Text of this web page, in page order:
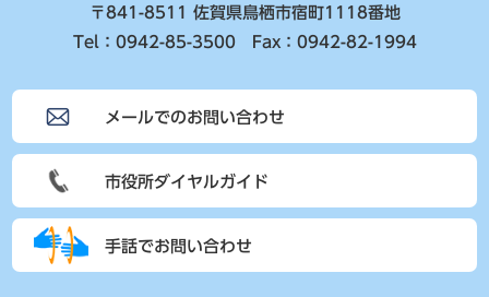
〒841-8511 佐賀県鳥栖市宿町1118番地
Tel：0942-85-3500 Fax：0942-82-1994
メールでのお問い合わせ
市役所ダイヤルガイド
手話でお問い合わせ